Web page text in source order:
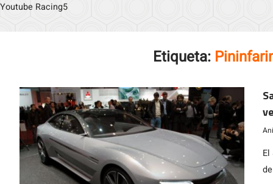
Youtube Racing5
Etiqueta: